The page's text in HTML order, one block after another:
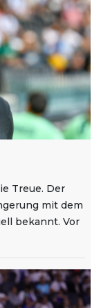
Treue. Der
mit dem
bekannt. Vor